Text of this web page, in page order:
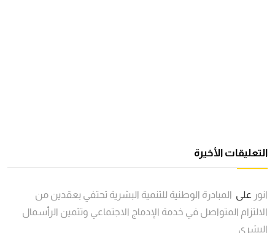
التعليقات الأخيرة
انور على المبادرة الوطنية للتنمية البشرية تحتفي بعقدين من
الالتزام المتواصل في خدمة الإدماج الاجتماعي وتثمين الرأسمال
البشري